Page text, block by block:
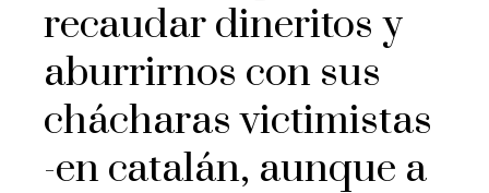
recaudar dineritos y
aburrirnos con sus
chácharas victimistas
-en catalán, aunque a